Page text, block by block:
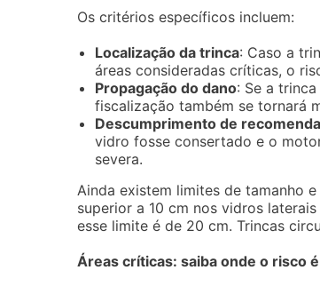
Os critérios específicos incluem:
Localização da trinca: Caso a
áreas consideradas críticas, o
Propagação do dano: Se a
fiscalização também se tornará
Descumprimento de
vidro fosse consertado e o
severa.
Ainda existem limites de tamanho
superior a 10 cm nos vidros
esse limite é de 20 cm. Trincas
Áreas críticas: saiba onde o risco